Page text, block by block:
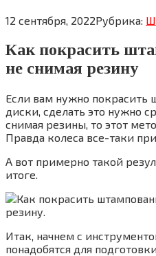
12 сентября, 2022Рубрика:
Как покрасить
не снимая резину
Если вам нужно покрасить
диски, сделать это нужно
снимая резины, то этот
Правда колеса все-таки
А вот примерно такой
итоге.
Итак, начнем с
понадобятся для